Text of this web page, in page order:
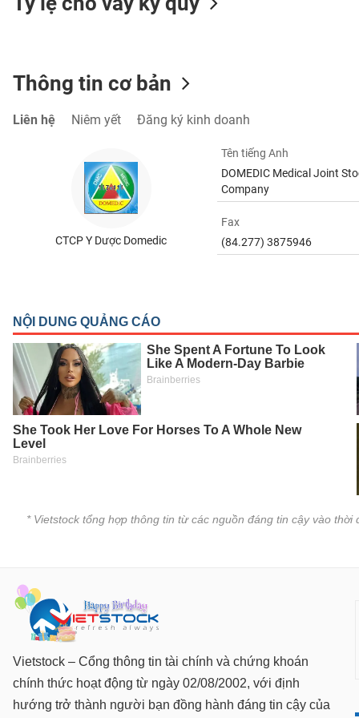
Thông tin cơ bản
Liên hệ Niêm yết Đăng ký kinh doanh
CTCP Y Dược Domedic
Tên tiếng Anh
DOMEDIC Medical Joint
Company
Fax
(84.277) 3875946
* Vietstock tổng hợp thông tin từ các nguồn đáng tin cậy vào
Vietstock – Cổng thông tin tài chính và chứng khoán
chính thức hoạt động từ ngày 02/08/2002, với định
hướng trở thành người bạn đồng hành đáng tin cậy của
TIÊU
DÙNG
THIẾT
DÙNG
CHĂM
SÓC
SỨC
KHỎE
NGHỆ
THÔNG
TIN
DỊCH